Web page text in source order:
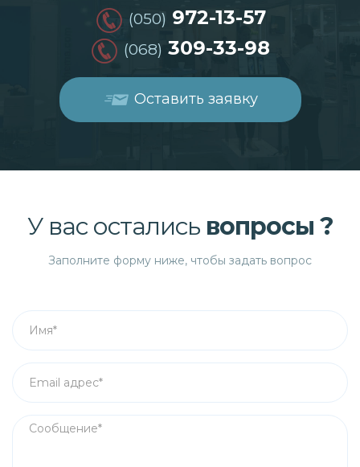
(050) 972-13-57
(068) 309-33-98
Оставить заявку
У вас остались вопросы ?
Заполните форму ниже, чтобы задать вопрос